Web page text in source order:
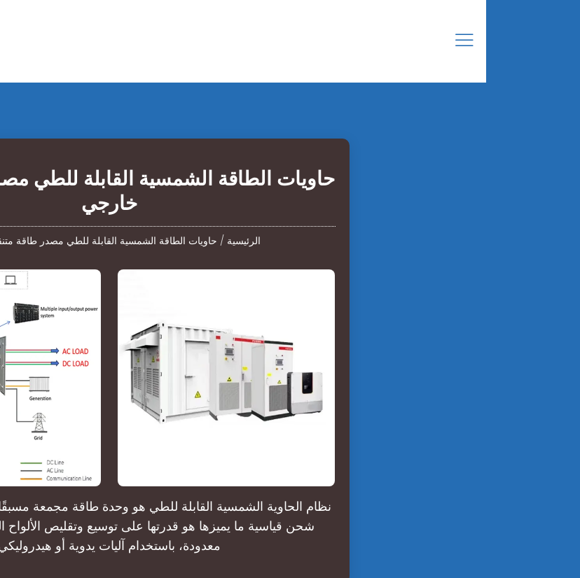
حاويات الطاقة الشمسية القابلة للطي
خارجي
الرئيسية / حاويات الطاقة الشمسية القابلة للطي مصدر طاقة
نظام الحاوية الشمسية القابلة للطي هو وحدة طاقة مجمعة
شحن قياسية ما يميزها هو قدرتها على توسيع وتقليص
معدودة، باستخدام آليات يدوية أو